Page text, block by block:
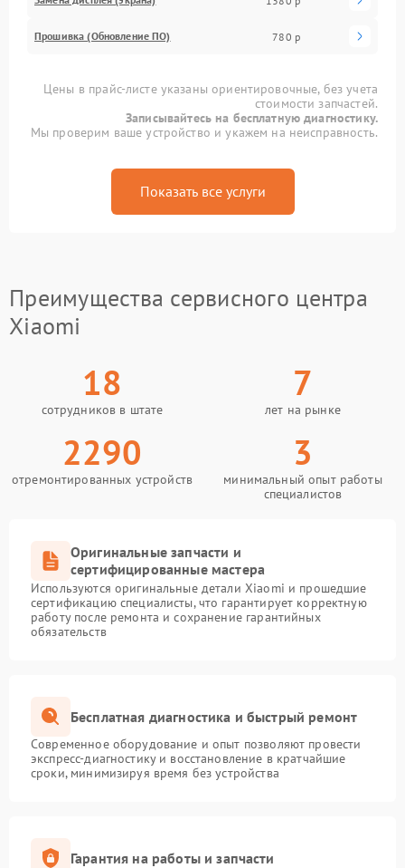
Прошивка (Обновление ПО) 780 р
Цены в прайс-листе указаны ориентировочные, без учета
стоимости запчастей.
Записывайтесь на бесплатную диагностику.
Мы проверим ваше устройство и укажем на неисправность.
Показать все услуги
Преимущества сервисного центра
Xiaomi
18
сотрудников в штате
7
лет на рынке
2290
отремонтированных устройств
3
минимальный опыт работы
специалистов
Оригинальные запчасти и
сертифицированные мастера
Используются оригинальные детали Xiaomi и прошедшие
сертификацию специалисты, что гарантирует корректную
работу после ремонта и сохранение гарантийных
обязательств
Бесплатная диагностика и быстрый ремонт
Современное оборудование и опыт позволяют провести
экспресс-диагностику и восстановление в кратчайшие
сроки, минимизируя время без устройства
Гарантия на работы и запчасти